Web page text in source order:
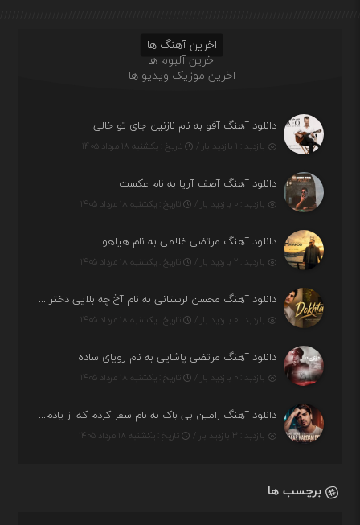
اخرین آهنگ ها
اخرین آلبوم ها
اخرین موزیک ویدیو ها
دانلود آهنگ آفو به نام نازنین جای تو خالی
بازدید : ۱ بازدید بار / تاریخ : یکشنبه ۱۸ مرداد ۱۴۰۵
دانلود آهنگ آصف آریا به نام عکست
بازدید : ۰ بازدید بار / تاریخ : یکشنبه ۱۸ مرداد ۱۴۰۵
دانلود آهنگ مرتضی غلامی به نام هیاهو
بازدید : ۲ بازدید بار / تاریخ : یکشنبه ۱۸ مرداد ۱۴۰۵
دانلود آهنگ محسن لرستانی به نام آخ چه بلایی دختر قشنگ و ماهی دختر (هوش مصنوعی)
بازدید : ۰ بازدید بار / تاریخ : یکشنبه ۱۸ مرداد ۱۴۰۵
دانلود آهنگ مرتضی پاشایی به نام رویای ساده
بازدید : ۰ بازدید بار / تاریخ : یکشنبه ۱۸ مرداد ۱۴۰۵
دانلود آهنگ رامین بی باک به نام سفر کردم که از یادم بری دیدم نمیشه
بازدید : ۳ بازدید بار / تاریخ : یکشنبه ۱۸ مرداد ۱۴۰۵
برچسب ها